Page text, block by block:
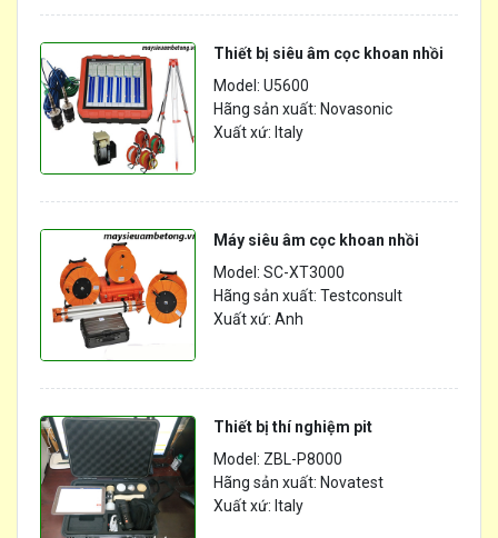
Thiết bị siêu âm cọc khoan nhồi
Model: U5600
Hãng sản xuất: Novasonic
Xuất xứ: Italy
Máy siêu âm cọc khoan nhồi
Model: SC-XT3000
Hãng sản xuất: Testconsult
Xuất xứ: Anh
Thiết bị thí nghiệm pit
Model: ZBL-P8000
Hãng sản xuất: Novatest
Xuất xứ: Italy